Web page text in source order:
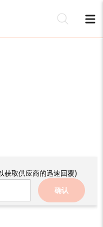
获取供应商的迅速回覆)
确认